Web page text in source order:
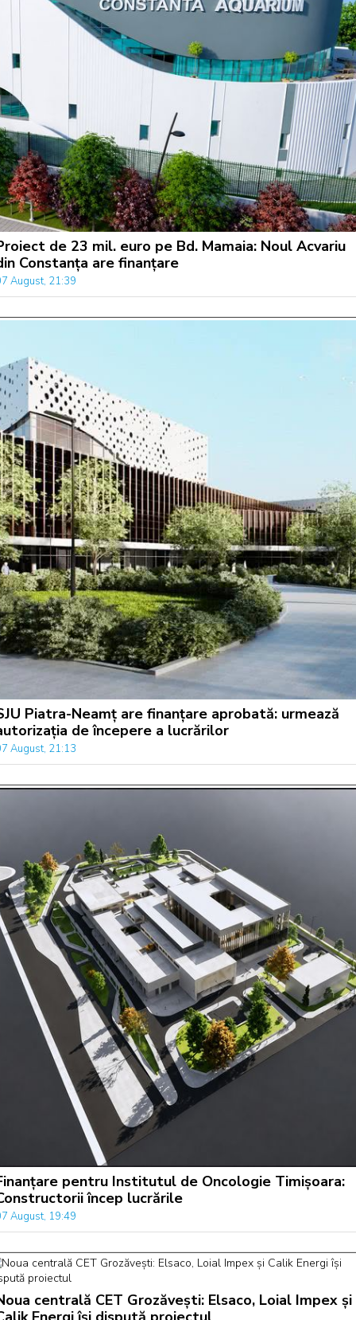
de 23 mil. euro pe Bd. Mamaia: Noul Acvariu
Constanța are finanțare
August, 21:39
Piatra-Neamț are finanțare aprobată: urmează
de începere a lucrărilor
August, 21:13
pentru Institutul de Oncologie Timișoara:
încep lucrările
August, 19:49
centrală CET Grozăvești: Elsaco, Loial Impex și